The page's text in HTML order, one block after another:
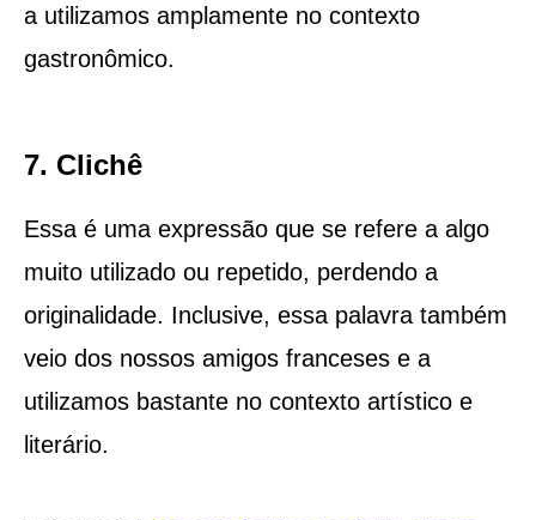
a utilizamos amplamente no contexto
gastronômico.
7. Clichê
Essa é uma expressão que se refere a algo
muito utilizado ou repetido, perdendo a
originalidade. Inclusive, essa palavra também
veio dos nossos amigos franceses e a
utilizamos bastante no contexto artístico e
literário.